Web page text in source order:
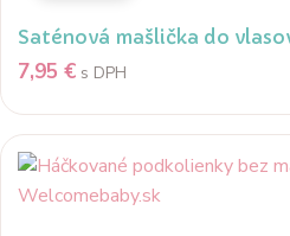
Saténová mašlička do
7,95 € s DPH